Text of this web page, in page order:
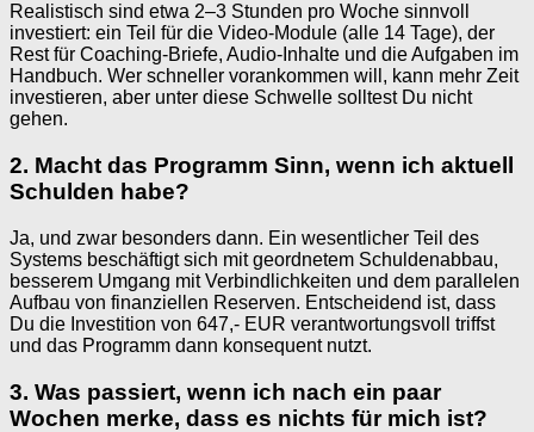
Realistisch sind etwa 2–3 Stunden pro Woche sinnvoll
investiert: ein Teil für die Video-Module (alle 14 Tage), der
Rest für Coaching-Briefe, Audio-Inhalte und die Aufgaben im
Handbuch. Wer schneller vorankommen will, kann mehr Zeit
investieren, aber unter diese Schwelle solltest Du nicht
gehen.
2. Macht das Programm Sinn, wenn ich aktuell
Schulden habe?
Ja, und zwar besonders dann. Ein wesentlicher Teil des
Systems beschäftigt sich mit geordnetem Schuldenabbau,
besserem Umgang mit Verbindlichkeiten und dem parallelen
Aufbau von finanziellen Reserven. Entscheidend ist, dass
Du die Investition von 647,- EUR verantwortungsvoll triffst
und das Programm dann konsequent nutzt.
3. Was passiert, wenn ich nach ein paar
Wochen merke, dass es nichts für mich ist?